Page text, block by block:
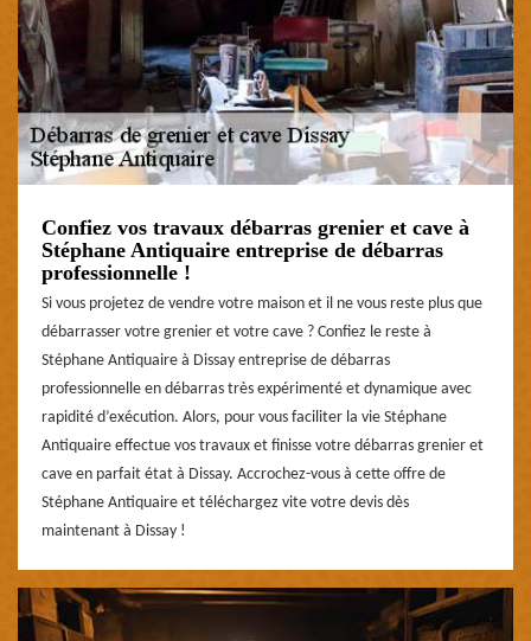
Confiez vos travaux débarras grenier et cave à
Stéphane Antiquaire entreprise de débarras
professionnelle !
Si vous projetez de vendre votre maison et il ne vous reste plus que
débarrasser votre grenier et votre cave ? Confiez le reste à
Stéphane Antiquaire à Dissay entreprise de débarras
professionnelle en débarras très expérimenté et dynamique avec
rapidité d’exécution. Alors, pour vous faciliter la vie Stéphane
Antiquaire effectue vos travaux et finisse votre débarras grenier et
cave en parfait état à Dissay. Accrochez-vous à cette offre de
Stéphane Antiquaire et téléchargez vite votre devis dès
maintenant à Dissay !